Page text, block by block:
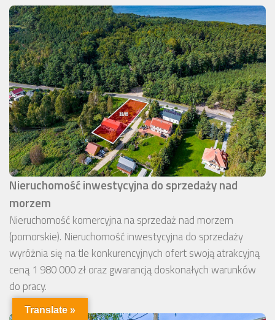
Nieruchomość inwestycyjna do sprzedaży nad
morzem
Nieruchomość komercyjna na sprzedaż nad morzem
(pomorskie). Nieruchomość inwestycyjna do sprzedaży
wyróżnia się na tle konkurencyjnych ofert swoją atrakcyjną
ceną 1 980 000 zł oraz gwarancją doskonałych warunków
do pracy.
Translate »